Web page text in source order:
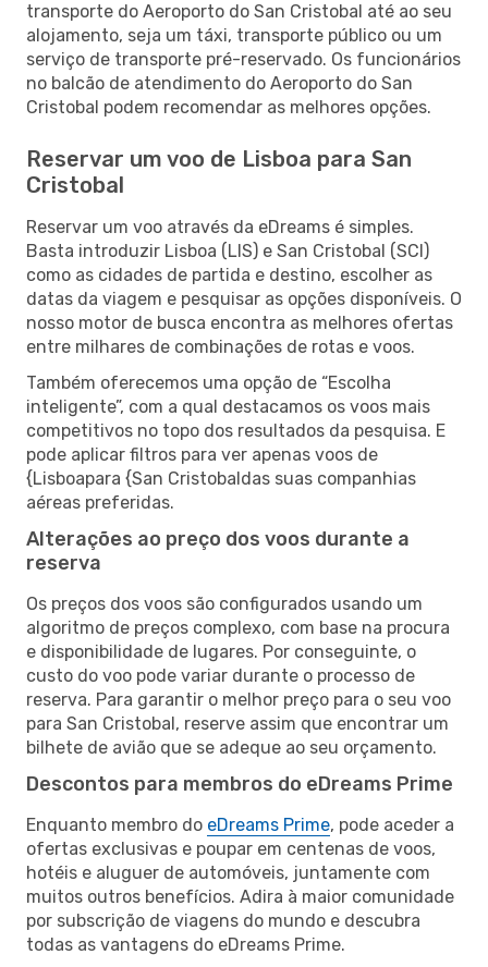
transporte do Aeroporto do San Cristobal até ao seu
alojamento, seja um táxi, transporte público ou um
serviço de transporte pré-reservado. Os funcionários
no balcão de atendimento do Aeroporto do San
Cristobal podem recomendar as melhores opções.
Reservar um voo de Lisboa para San
Cristobal
Reservar um voo através da eDreams é simples.
Basta introduzir Lisboa (LIS) e San Cristobal (SCI)
como as cidades de partida e destino, escolher as
datas da viagem e pesquisar as opções disponíveis. O
nosso motor de busca encontra as melhores ofertas
entre milhares de combinações de rotas e voos.
Também oferecemos uma opção de “Escolha
inteligente”, com a qual destacamos os voos mais
competitivos no topo dos resultados da pesquisa. E
pode aplicar filtros para ver apenas voos de
{Lisboapara {San Cristobaldas suas companhias
aéreas preferidas.
Alterações ao preço dos voos durante a
reserva
Os preços dos voos são configurados usando um
algoritmo de preços complexo, com base na procura
e disponibilidade de lugares. Por conseguinte, o
custo do voo pode variar durante o processo de
reserva. Para garantir o melhor preço para o seu voo
para San Cristobal, reserve assim que encontrar um
bilhete de avião que se adeque ao seu orçamento.
Descontos para membros do eDreams Prime
Enquanto membro do eDreams Prime, pode aceder a
ofertas exclusivas e poupar em centenas de voos,
hotéis e aluguer de automóveis, juntamente com
muitos outros benefícios. Adira à maior comunidade
por subscrição de viagens do mundo e descubra
todas as vantagens do eDreams Prime.